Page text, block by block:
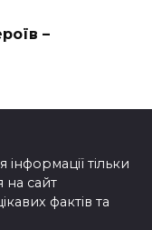
–
тільки
на сайт
фактів та